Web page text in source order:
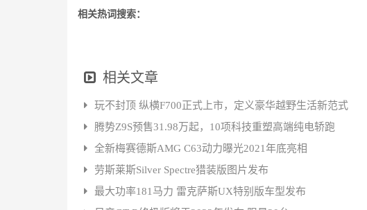
相关热词搜索：
相关文章
玩不封顶 纵横F700正式上市，定义豪华越野生活新范式
腾势Z9S预售31.98万起，10项科技重塑高端纯电轿跑
全新梅赛德斯AMG C63动力曝光2021年底亮相
劳斯莱斯Silver Spectre猎装版图片发布
最大功率181马力 雷克萨斯UX特别版车型发布